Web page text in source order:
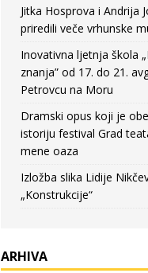
Jitka Hosprova i Andrija
priredili veče vrhunske
Inovativna ljetnja škola
znanja” od 17. do 21.
Petrovcu na Moru
Dramski opus koji je
istoriju festival Grad
mene oaza
Izložba slika Lidije
„Konstrukcije“
ARHIVA